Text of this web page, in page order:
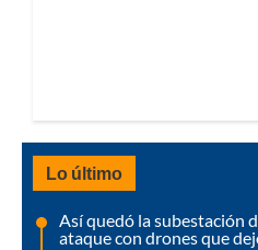
Lo último
Así quedó la subestación
ataque con drones que